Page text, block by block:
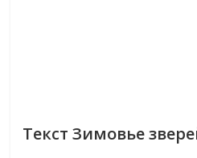
Текст Зимовье